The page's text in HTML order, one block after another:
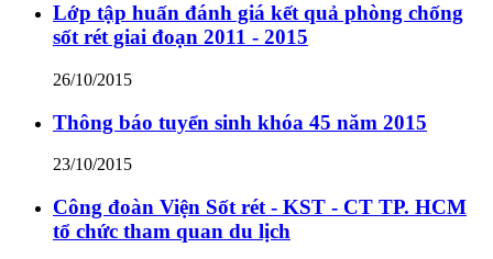
Lớp tập huấn đánh giá kết quả phòng chống
sốt rét giai đoạn 2011 - 2015
26/10/2015
Thông báo tuyển sinh khóa 45 năm 2015
23/10/2015
Công đoàn Viện Sốt rét - KST - CT TP. HCM
tổ chức tham quan du lịch